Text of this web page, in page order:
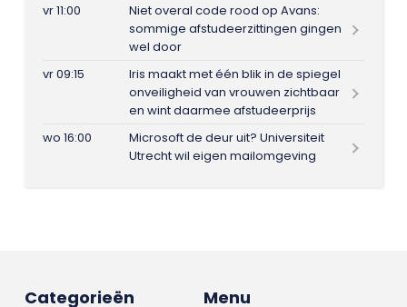
vr 11:00
Niet overal code rood op Avans:
sommige afstudeerzittingen gingen
wel door
vr 09:15
Iris maakt met één blik in de spiegel
onveiligheid van vrouwen zichtbaar
en wint daarmee afstudeerprijs
wo 16:00
Microsoft de deur uit? Universiteit
Utrecht wil eigen mailomgeving
Menu
Categorieën